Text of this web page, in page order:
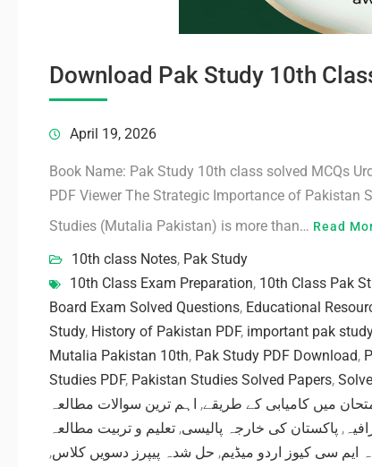
Download Pak Study 10th
April 19, 2026
Book Name: Pak Study 10th class solved MCQs
PDF Viewer The Strategic Importance of
Studies (Mutalia Pakistan) is more than… Read
10th class Notes, Pak Study
10th Class Exam Preparation, 10th Class Pak
Board Exam Solved Questions, Educational
Study, History of Pakistan PDF, important pak
Mutalia Pakistan 10th, Pak Study PDF Download,
Studies PDF, Pakistan Studies Solved Papers,
میں کامیابی کے طریقے, اہم ترین سوالات مطالعہ
, پاکستان کی خارجہ پالیسی, تعلیم و تربیت مطالعہ
ایم سی کیوز اردو میڈیم, حل شدہ پیپرز دسویں کلاس,